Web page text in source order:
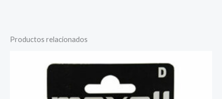
Productos relacionados